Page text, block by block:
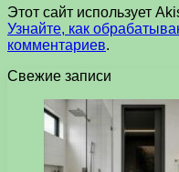
Этот сайт использует
Узнайте, как
комментариев.
Свежие записи